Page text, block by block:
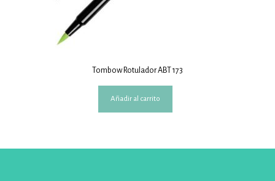
Tombow Rotulador ABT 173
Añadir al carrito